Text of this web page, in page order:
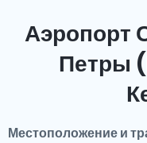
Аэропорт
Петры
Местоположение и